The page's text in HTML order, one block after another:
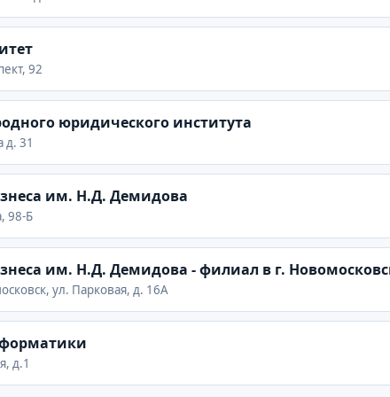
92
юридического института
д. 31
им. Н.Д. Демидова
98-Б
им. Н.Д. Демидова - филиал в г.
ул. Парковая, д. 16А
д.1